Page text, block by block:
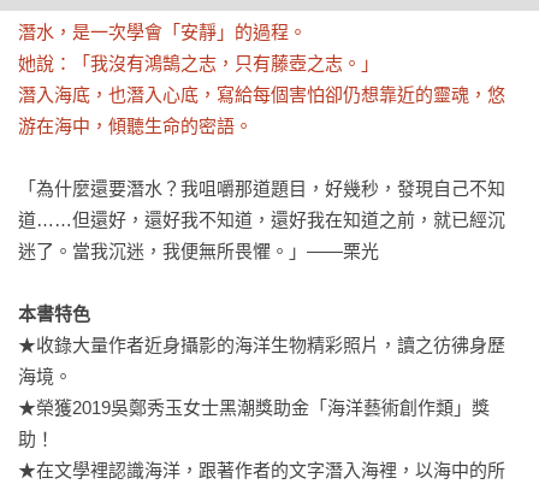
潛水，是一次學會「安靜」的過程。
她說：「我沒有鴻鵠之志，只有藤壺之志。」
潛入海底，也潛入心底，寫給每個害怕卻仍想靠近的靈魂，悠
游在海中，傾聽生命的密語。
「為什麼還要潛水？我咀嚼那道題目，好幾秒，發現自己不知
道……但還好，還好我不知道，還好我在知道之前，就已經沉
迷了。當我沉迷，我便無所畏懼。」——栗光
本書特色
★收錄大量作者近身攝影的海洋生物精彩照片，讀之彷彿身歷
海境。
★榮獲2019吳鄭秀玉女士黑潮獎助金「海洋藝術創作類」獎
助！
★在文學裡認識海洋，跟著作者的文字潛入海裡，以海中的所